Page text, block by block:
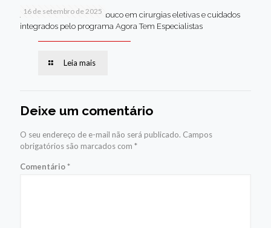
16 de setembro de 2025
Jaboatão lidera Pernambuco em cirurgias eletivas e cuidados
integrados pelo programa Agora Tem Especialistas
Leia mais
Deixe um comentário
O seu endereço de e-mail não será publicado. Campos
obrigatórios são marcados com *
Comentário*